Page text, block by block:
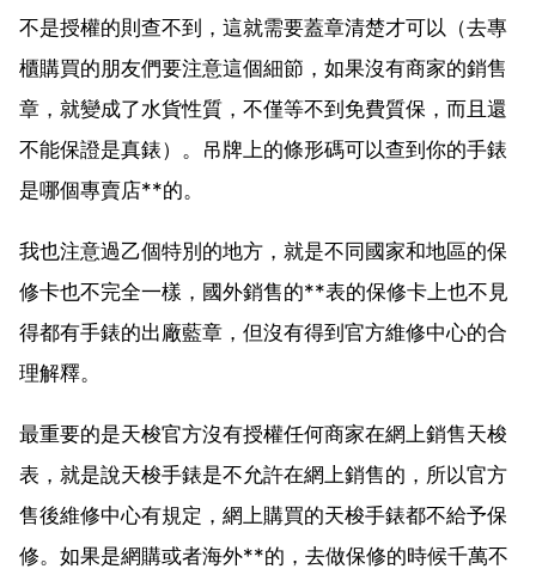
不是授權的則查不到，這就需要蓋章清楚才可以（去專
櫃購買的朋友們要注意這個細節，如果沒有商家的銷售
章，就變成了水貨性質，不僅等不到免費質保，而且還
不能保證是真錶）。吊牌上的條形碼可以查到你的手錶
是哪個專賣店**的。
我也注意過乙個特別的地方，就是不同國家和地區的保
修卡也不完全一樣，國外銷售的**表的保修卡上也不見
得都有手錶的出廠藍章，但沒有得到官方維修中心的合
理解釋。
最重要的是天梭官方沒有授權任何商家在網上銷售天梭
表，就是說天梭手錶是不允許在網上銷售的，所以官方
售後維修中心有規定，網上購買的天梭手錶都不給予保
修。如果是網購或者海外**的，去做保修的時候千萬不